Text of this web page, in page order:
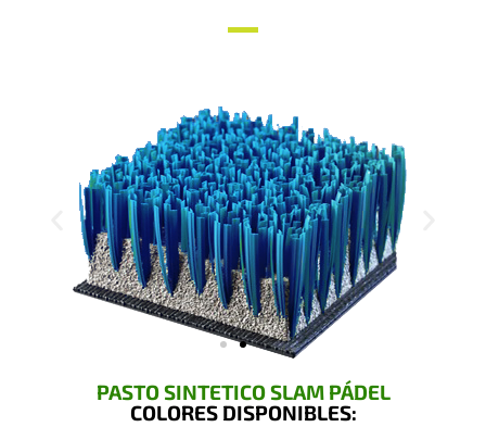
PASTO SINTETICO SLAM PÁDEL
COLORES DISPONIBLES: